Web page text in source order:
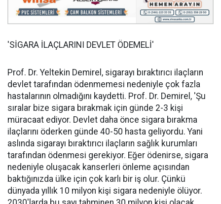
'SİGARA İLAÇLARINI DEVLET ÖDEMELİ'
Prof. Dr. Yeltekin Demirel, sigarayı bıraktırıcı ilaçların
devlet tarafından ödenmemesi nedeniyle çok fazla
hastalarının olmadığını kaydetti. Prof. Dr. Demirel, 'Şu
sıralar bize sigara bırakmak için günde 2-3 kişi
müracaat ediyor. Devlet daha önce sigara bırakma
ilaçlarını öderken günde 40-50 hasta geliyordu. Yani
aslında sigarayı bıraktırıcı ilaçların sağlık kurumları
tarafından ödenmesi gerekiyor. Eğer ödenirse, sigara
nedeniyle oluşacak kanserleri önleme açısından
baktığınızda ülke için çok karlı bir iş olur. Çünkü
dünyada yıllık 10 milyon kişi sigara nedeniyle ölüyor.